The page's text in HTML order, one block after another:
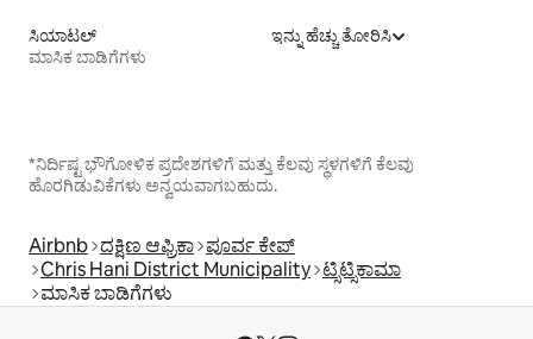
ಸಿಯಾಟಲ್
ಮಾಸಿಕ ಬಾಡಿಗೆಗಳು
ಇನ್ನು ಹೆಚ್ಚು ತೋರಿಸಿ
*ನಿರ್ದಿಷ್ಟ ಭೌಗೋಳಿಕ ಪ್ರದೇಶಗಳಿಗೆ ಮತ್ತು ಕೆಲವು ಸ್ಥಳಗಳಿಗೆ ಕೆಲವು
ಹೊರಗಿಡುವಿಕೆಗಳು ಅನ್ವಯವಾಗಬಹುದು.
Airbnb ದಕ್ಷಿಣ ಆಫ್ರಿಕಾ ಪೂರ್ವ ಕೇಪ್
Chris Hani District Municipality ಟ್ಸಿಟ್ಸಿಕಾಮಾ
ಮಾಸಿಕ ಬಾಡಿಗೆಗಳು